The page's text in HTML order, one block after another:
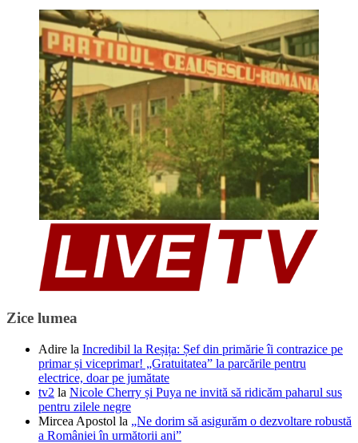
Zice lumea
Adire la Incredibil la Reșița: Șef din primărie îi contrazice pe
primar și viceprimar! „Gratuitatea” la parcările pentru
electrice, doar pe jumătate
tv2 la Nicole Cherry și Puya ne invită să ridicăm paharul sus
pentru zilele negre
Mircea Apostol la „Ne dorim să asigurăm o dezvoltare robustă
a României în următorii ani”